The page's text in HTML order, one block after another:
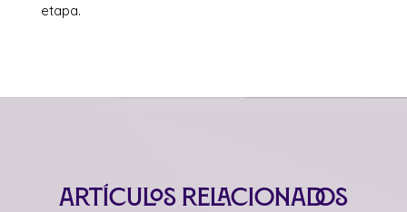
etapa.
Artículos relacionados